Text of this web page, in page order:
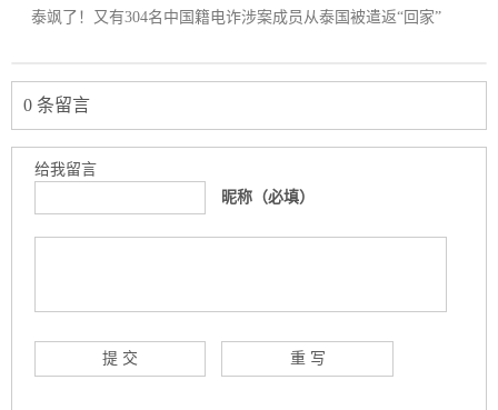
泰飒了！又有304名中国籍电诈涉案成员从泰国被遣返“回家”
0 条留言
给我留言
昵称（必填）